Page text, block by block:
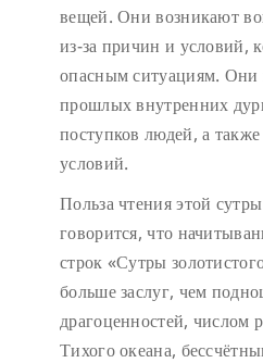
вещей. Они возникают
из-за причин и условий,
опасным ситуациям. Они
прошлых внутренних
поступков людей, а
условий.
Польза чтения этой
говорится, что
строк «Сутры
больше заслуг, чем
драгоценностей, числом
Тихого океана,